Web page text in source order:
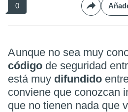
0 Compartir
Aunque no sea muy
código de seguridad
está muy difundido
conviene que conozcan
que no tienen nada que